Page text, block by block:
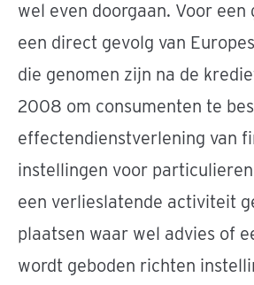
wel even doorgaan. Voor
een direct gevolg van
die genomen zijn na de
2008 om consumenten te
effectendienstverlening van
instellingen voor
een verlieslatende activiteit
plaatsen waar wel advies of
wordt geboden richten